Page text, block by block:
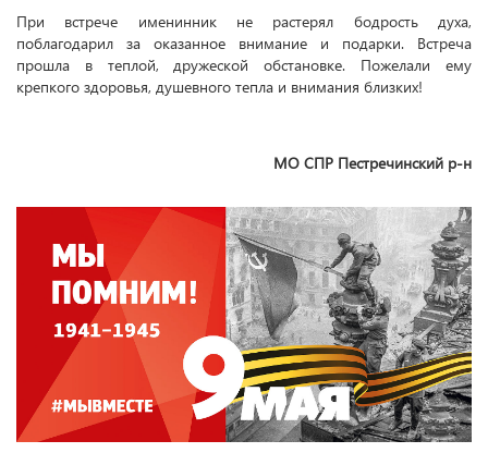
При встрече именинник не растерял бодрость духа,
поблагодарил за оказанное внимание и подарки. Встреча
прошла в теплой, дружеской обстановке. Пожелали ему
крепкого здоровья, душевного тепла и внимания близких!
МО СПР Пестречинский р-н